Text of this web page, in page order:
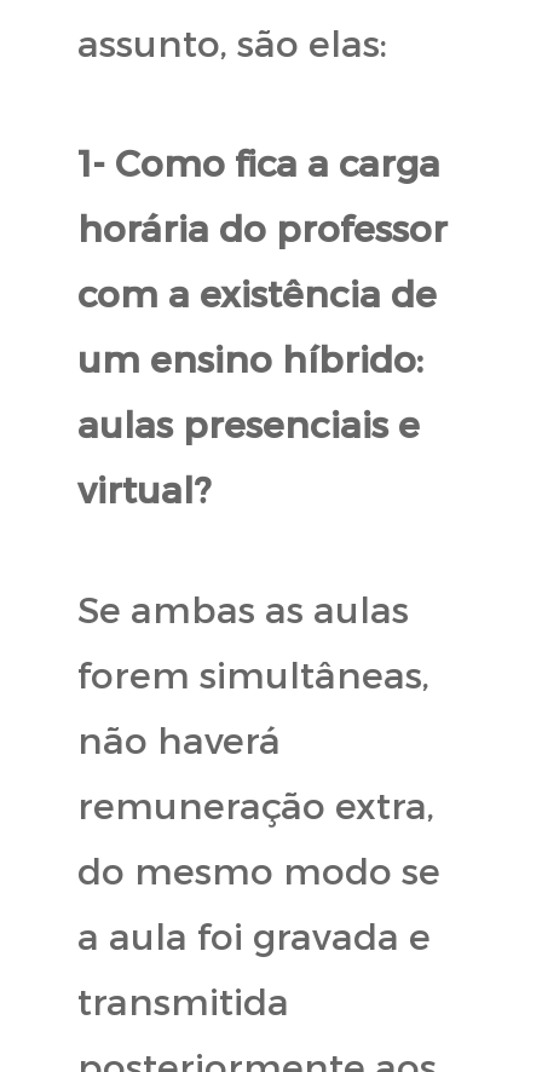
assunto, são elas:
1- Como fica a carga
horária do professor
com a existência de
um ensino híbrido:
aulas presenciais e
virtual?
Se ambas as aulas
forem simultâneas,
não haverá
remuneração extra,
do mesmo modo se
a aula foi gravada e
transmitida